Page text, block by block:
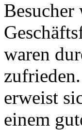
Besucher
waren
erweist
einem